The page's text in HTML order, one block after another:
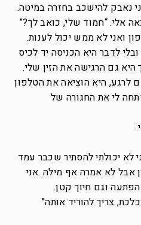
נאבק להישכב בחזרה במיטה.
אלי. “חמוד שלי, כואב לך?”
ואני לא ממש יכול לענות.
לדבר היא הכניסה יד לכיס
היא גם הרגישה את הזין שלי.
היא הוציאה את הטלפון
לי את החגורה של
לא יכולתי להסתיר שכבר עמד
אבל לא אמרה אף מילה. אני
וגם חיוך קטן.
צריך להוריד אותה”